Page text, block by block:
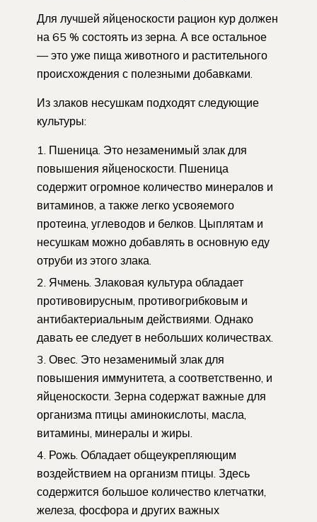
Для лучшей яйценоскости рацион кур должен
на 65 % состоять из зерна. А все остальное
— это уже пища животного и растительного
происхождения с полезными добавками.
Из злаков несушкам подходят следующие
культуры:
Пшеница. Это незаменимый злак для
повышения яйценоскости. Пшеница
содержит огромное количество минералов и
витаминов, а также легко усвояемого
протеина, углеводов и белков. Цыплятам и
несушкам можно добавлять в основную еду
отруби из этого злака.
Ячмень. Злаковая культура обладает
противовирусным, противогрибковым и
антибактериальным действиями. Однако
давать ее следует в небольших количествах.
Овес. Это незаменимый злак для
повышения иммунитета, а соответственно, и
яйценоскости. Зерна содержат важные для
организма птицы аминокислоты, масла,
витамины, минералы и жиры.
Рожь. Обладает общеукрепляющим
воздействием на организм птицы. Здесь
содержится большое количество клетчатки,
железа, фосфора и других важных